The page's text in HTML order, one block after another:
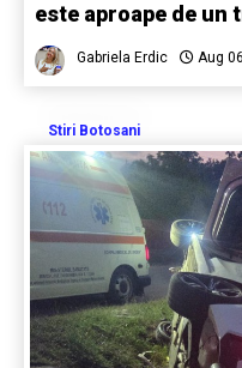
este aproape de un
Gabriela Erdic Aug
Stiri Botosani